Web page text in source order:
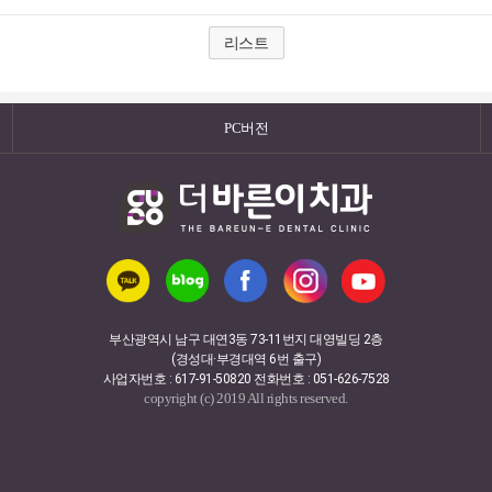
리스트
PC버전
부산광역시 남구 대연3동 73-11번지 대영빌딩 2층
(경성대·부경대역 6번 출구)
사업자번호 : 617-91-50820 전화번호 : 051-626-7528
copyright (c) 2019 All rights reserved.